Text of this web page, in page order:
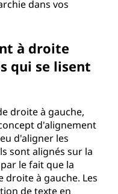
dans vos
à droite
qui se lisent
droite à gauche,
d'alignement
d'aligner les
sont alignés sur la
le fait que la
à gauche. Les
de texte en